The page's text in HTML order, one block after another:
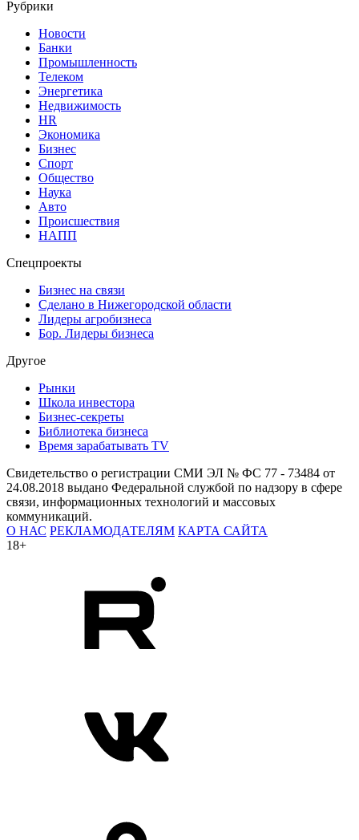
Рубрики
Новости
Банки
Промышленность
Телеком
Энергетика
Недвижимость
HR
Экономика
Бизнес
Спорт
Общество
Наука
Авто
Происшествия
НАПП
Спецпроекты
Бизнес на связи
Сделано в Нижегородской области
Лидеры агробизнеса
Бор. Лидеры бизнеса
Другое
Рынки
Школа инвестора
Бизнес-секреты
Библиотека бизнеса
Время зарабатывать TV
Свидетельство о регистрации СМИ ЭЛ № ФС 77 - 73484 от
24.08.2018 выдано Федеральной службой по надзору в сфере
связи, информационных технологий и массовых
коммуникаций.
О НАС РЕКЛАМОДАТЕЛЯМ КАРТА САЙТА
18+